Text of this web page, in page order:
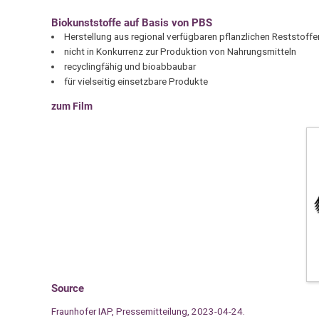
Biokunststoffe auf Basis von PBS
Herstellung aus regional verfügbaren pflanzlichen
nicht in Konkurrenz zur Produktion von Nahrungsmitteln
recyclingfähig und bioabbaubar
für vielseitig einsetzbare Produkte
zum Film
Source
Fraunhofer IAP, Pressemitteilung, 2023-04-24.